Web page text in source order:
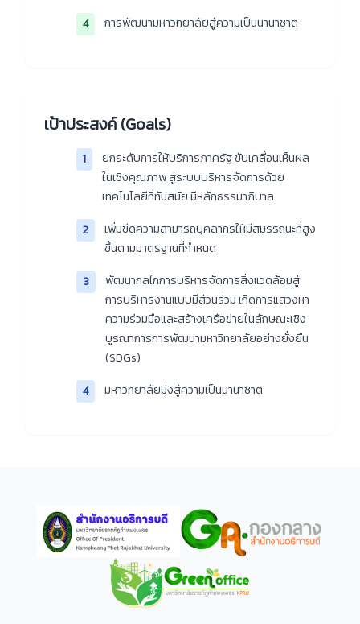
4 การพัฒนามหาวิทยาลัยสู่ความเป็นนานาชาติ
เป้าประสงค์ (Goals)
1
ยกระดับการให้บริการภาครัฐ ขับเคลื่อนเห็นผล
ในเชิงคุณภาพ สู่ระบบบริหารจัดการด้วย
เทคโนโลยีที่ทันสมัย มีหลักธรรมาภิบาล
2
เพิ่มขีดความสามารถบุคลากรให้มีสมรรถนะที่สูง
ขึ้นตามมาตรฐานที่กำหนด
3
พัฒนากลไกการบริหารจัดการสิ่งแวดล้อมสู่
การบริหารงานแบบมีส่วนร่วม เกิดการแสวงหา
ความร่วมมือและสร้างเครือข่ายในลักษณะเชิง
บูรณาการการพัฒนามหาวิทยาลัยอย่างยั่งยืน
(SDGs)
4 มหาวิทยาลัยมุ่งสู่ความเป็นนานาชาติ